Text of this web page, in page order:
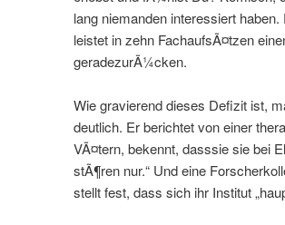
lang niemanden interessiert
leistet in zehn FachaufsÃ¤tzen
geradezurÃ¼cken.
Wie gravierend dieses Defizit ist,
deutlich. Er berichtet von einer
VÃ¤tern, bekennt, dasssie sie bei
stÃ¶ren nur.“ Und eine
stellt fest, dass sich ihr Institut